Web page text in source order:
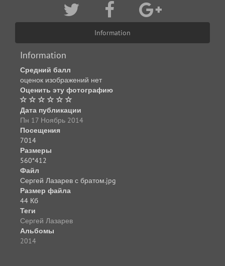
Information
Information
Средний балл
оценок изображений нет
Оценить эту фотографию
Дата публикации
Пн 17 Ноябрь 2014
Посещения
7014
Размеры
560*412
Файл
Сергей Лазарев с братом.jpg
Размер файла
44 Кб
Теги
Сергей Лазарев
Альбомы
2014